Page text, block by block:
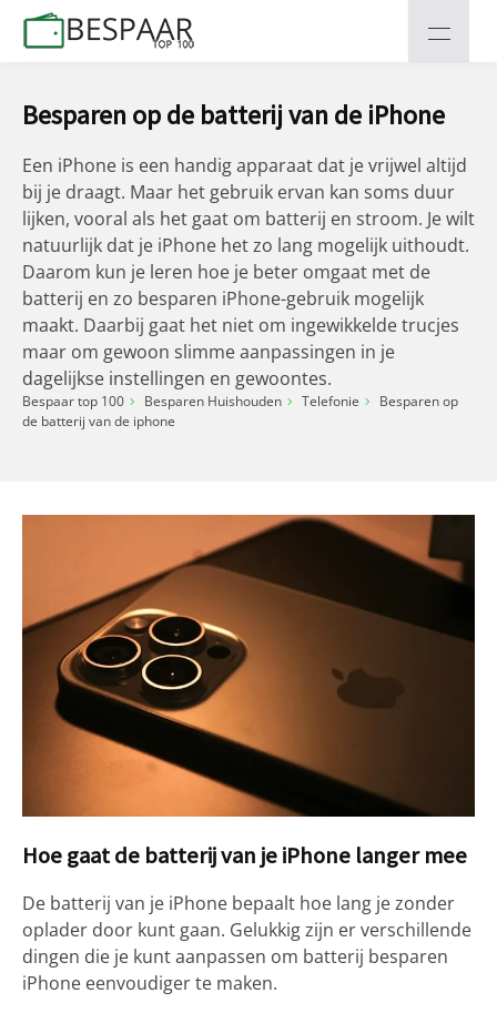
Besparen op de batterij van de iPhone
Een iPhone is een handig apparaat dat je vrijwel altijd
bij je draagt. Maar het gebruik ervan kan soms duur
lijken, vooral als het gaat om batterij en stroom. Je wilt
natuurlijk dat je iPhone het zo lang mogelijk uithoudt.
Daarom kun je leren hoe je beter omgaat met de
batterij en zo besparen iPhone-gebruik mogelijk
maakt. Daarbij gaat het niet om ingewikkelde trucjes
maar om gewoon slimme aanpassingen in je
dagelijkse instellingen en gewoontes.
Bespaar top 100 Besparen Huishouden Telefonie
Besparen op
de batterij van de iphone
Hoe gaat de batterij van je iPhone langer mee
De batterij van je iPhone bepaalt hoe lang je zonder
oplader door kunt gaan. Gelukkig zijn er verschillende
dingen die je kunt aanpassen om batterij besparen
iPhone eenvoudiger te maken.